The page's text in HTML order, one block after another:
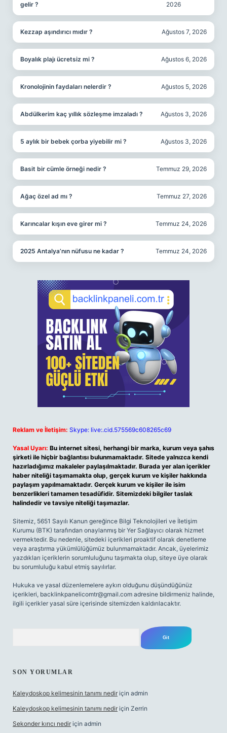
gelir ?
2026
Kezzap aşındırıcı mıdır ? Ağustos 7, 2026
Boyalık plajı ücretsiz mi ? Ağustos 6, 2026
Kronolojinin faydaları nelerdir ? Ağustos 5, 2026
Abdülkerim kaç yıllık sözleşme imzaladı ? Ağustos 3, 2026
5 aylık bir bebek çorba yiyebilir mi ? Ağustos 3, 2026
Basit bir cümle örneği nedir ? Temmuz 29, 2026
Ağaç özel ad mı ? Temmuz 27, 2026
Karıncalar kışın eve girer mi ? Temmuz 24, 2026
2025 Antalya’nın nüfusu ne kadar ? Temmuz 24, 2026
Reklam ve İletişim: Skype: live:.cid.575569c608265c69
Yasal Uyarı: Bu internet sitesi, herhangi bir marka, kurum veya şahıs
şirketi ile hiçbir bağlantısı bulunmamaktadır. Sitede yalnızca kendi
hazırladığımız makaleler paylaşılmaktadır. Burada yer alan içerikler
haber niteliği taşımamakta olup, gerçek kurum ve kişiler hakkında
paylaşım yapılmamaktadır. Gerçek kurum ve kişiler ile isim
benzerlikleri tamamen tesadüfidir. Sitemizdeki bilgiler taslak
halindedir ve tavsiye niteliği taşımazlar.
Sitemiz, 5651 Sayılı Kanun gereğince Bilgi Teknolojileri ve İletişim
Kurumu (BTK) tarafından onaylanmış bir Yer Sağlayıcı olarak hizmet
vermektedir. Bu nedenle, sitedeki içerikleri proaktif olarak denetleme
veya araştırma yükümlülüğümüz bulunmamaktadır. Ancak, üyelerimiz
yazdıkları içeriklerin sorumluluğunu taşımakta olup, siteye üye olarak
bu sorumluluğu kabul etmiş sayılırlar.
Hukuka ve yasal düzenlemelere aykırı olduğunu düşündüğünüz
içerikleri, backlinkpanelicomtr@gmail.com adresine bildirmeniz halinde,
ilgili içerikler yasal süre içerisinde sitemizden kaldırılacaktır.
SON YORUMLAR
Kaleydoskop kelimesinin tanımı nedir için admin
Kaleydoskop kelimesinin tanımı nedir için Zerrin
Sekonder kırıcı nedir için admin